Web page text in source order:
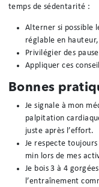
temps de sédentarité :
Alterner si possible
réglable en
Privilégier des
Appliquer ces
Bonnes
Je signale à mon
palpitation
juste après l’effort.
Je respecte
min lors de mes
Je bois 3 à 4
l’entraînement